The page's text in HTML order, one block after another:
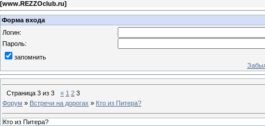
[www.REZZOclub.ru]
Форма входа
Логин:
Пароль:
запомнить
Страница 3 из 3 « 1 2 3
Форум » Встречи на дорогах » Кто из Питера?
Кто из Питера?